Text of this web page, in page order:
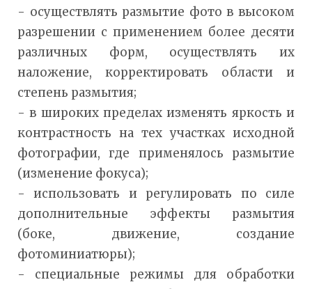
- осуществлять размытие фото в высоком
разрешении с применением более десяти
различных форм, осуществлять их
наложение, корректировать области и
степень размытия;
- в широких пределах изменять яркость и
контрастность на тех участках исходной
фотографии, где применялось размытие
(изменение фокуса);
- использовать и регулировать по силе
дополнительные эффекты размытия
(боке, движение, создание
фотоминиатюры);
- специальные режимы для обработки